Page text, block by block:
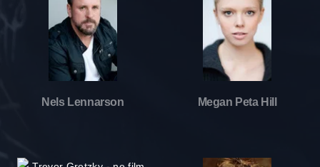
Nels Lennarson Megan Peta Hill